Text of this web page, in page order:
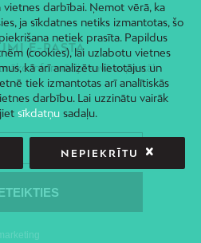
E-PASTĀ
informāciju savā e-pastā!
vietnes darbībai. Ņemot vērā, ka
ja sīkdatnes netiks izmantotas, šo
netiek prasīta. Papildus
(cookies), lai uzlabotu vietnes
kā arī analizētu lietotājus un
tiek izmantotas arī analītiskās
darbību. Lai uzzinātu vairāk
sīkdatņusadaļu.
NEPIEKRĪTU